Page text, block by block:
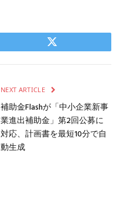
Twitter
NEXT ARTICLE
補助金Flashが「中小企業新事
業進出補助金」第2回公募に
対応、計画書を最短10分で自
動生成